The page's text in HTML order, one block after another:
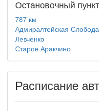
Остановочный пункт
787 км
Адмиралтейская Слобода
Левченко
Старое Аракчино
Расписание